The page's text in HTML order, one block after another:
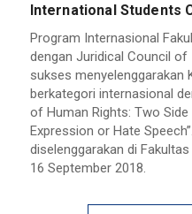
International Students
Program Internasional
dengan Juridical Council of
sukses menyelenggarakan
berkategori internasional
of Human Rights: Two
Expression or Hate
diselenggarakan di
16 September 2018.